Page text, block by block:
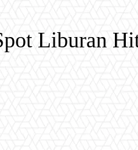
Liburan